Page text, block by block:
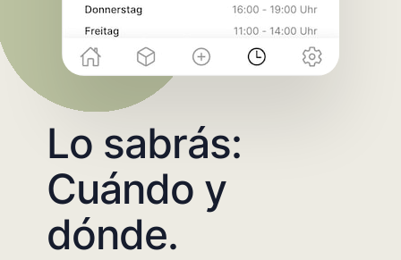
Lo sabrás:
Cuándo y
dónde.